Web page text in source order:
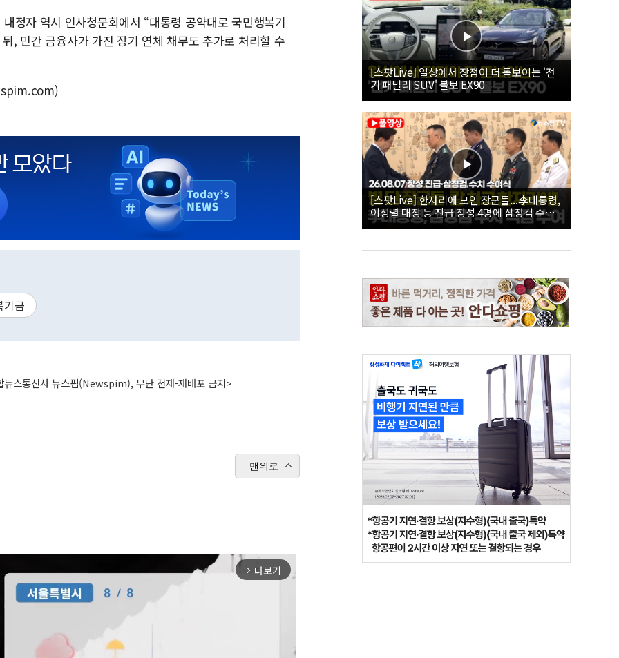
정자 역시 인사청문회에서 “대통령 공약대로 국민행복기
, 민간 금융사가 가진 장기 연체 채무도 추가로 처리할 수
기금
뉴스통신사 뉴스핌(Newspim), 무단 전재-재배포 금지>
맨위로
arrow_forward_ios 더보기
[스팟Live] 일상에서 장점이 더 돋보이는 '전
기 패밀리 SUV' 볼보 EX90
[스팟Live] 한자리에 모인 장군들...李대통령,
이상렬 대장 등 진급 장성 4명에 삼정검 수치
직접 수여｜26.08.07 장성 진급·삼정검 수치